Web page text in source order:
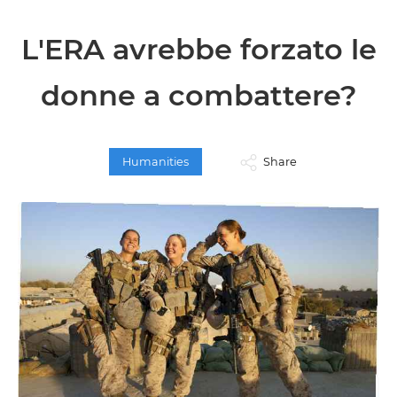
L'ERA avrebbe forzato le
donne a combattere?
Humanities Share